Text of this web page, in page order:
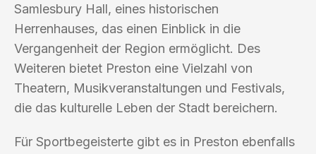
Samlesbury Hall, eines historischen
Herrenhauses, das einen Einblick in die
Vergangenheit der Region ermöglicht. Des
Weiteren bietet Preston eine Vielzahl von
Theatern, Musikveranstaltungen und Festivals,
die das kulturelle Leben der Stadt bereichern.
Für Sportbegeisterte gibt es in Preston ebenfalls